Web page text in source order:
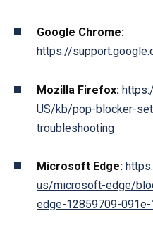
Google Chrome:
https://
Mozilla Firefox:
US/kb/pop-blocker-
troubleshooting
Microsoft Edge:
us/microsoft-edge/
edge-12859709-